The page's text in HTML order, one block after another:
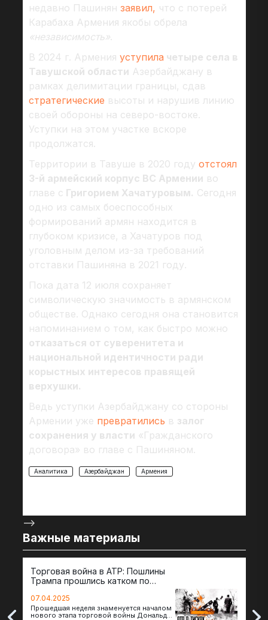
недавно Пашинян заявил, что с потерей
Карабаха Армения якобы обрела
«независимость».
В 2024 г. Армения уступила четыре села в
Тавушской области Азербайджану в
рамках делимитации границы, сдав
стратегические высоты и нарушив линию
своей обороны на северо-востоке.
Уступки на этом участке вскоре
продолжатся.
Территории в Тавуше в 2020 году отстоял
3-й армейский корпус ВС Армении во
главе с Григорием Хачатуровым. Сегодня
одно из самых боеспособных
формирований армян находится в
глубоком кризисе, а Хачатуров под
уголовным делом из-за требований
отставки Пашиняна в 2021 году.
Пока дата 12 июля сохраняет
символическую значимость в армянском
обществе. Однако сегодня она становится
напоминанием о том, как быстро можно
отказаться от суверенитета и
национальной идентичности ради
корыстных интересов правящей
верхушки.
Ведь уступки Азербайджану со стороны
Армении уже превратились в залог
сохранения у власти «Гражданского
договора» во главе с Пашиняном.
Аналитика Азербайджан Армения
-->
Важные материалы
Торговая война в АТР: Пошлины
Трампа прошлись катком по
07.04.2025
Прошедшая неделя знаменуется началом
нового этапа торговой войны Дональда
The